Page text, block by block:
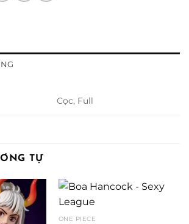
Cọc, Full
TỰ
ONE PIECE